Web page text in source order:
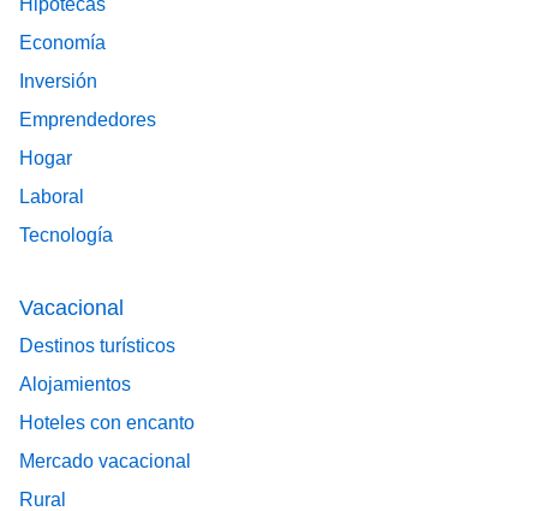
Economía
Inversión
Emprendedores
Hogar
Laboral
Tecnología
Vacacional
Destinos turísticos
Alojamientos
Hoteles con encanto
Mercado vacacional
Rural